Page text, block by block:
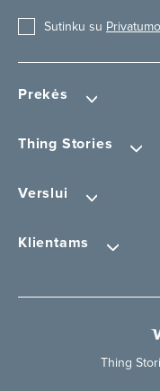
Prekės
Thing Stories
Verslui
Klientams
Sutinku su
Thing